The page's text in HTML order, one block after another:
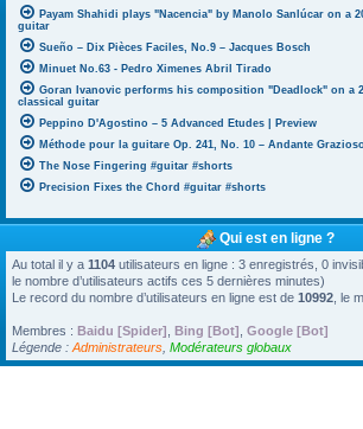
Payam Shahidi plays "Nacencia" by Manolo Sanlúcar on a
guitar
Sueño – Dix Pièces Faciles, No.9 – Jacques Bosch
Minuet No.63 - Pedro Ximenes Abril Tirado
Goran Ivanovic performs his composition "Deadlock" on a
classical guitar
Peppino D'Agostino – 5 Advanced Etudes | Preview
Méthode pour la guitare Op. 241, No. 10 – Andante
The Nose Fingering #guitar #shorts
Precision Fixes the Chord #guitar #shorts
Qui est en ligne ?
Au total il y a 1104 utilisateurs en ligne : 3 enregistrés, 0
le nombre d’utilisateurs actifs ces 5 dernières minutes)
Le record du nombre d’utilisateurs en ligne est de 10992 , le
Membres : Baidu [Spider] Bing [Bot] Google [Bot]
Légende : Administrateurs Modérateurs globaux